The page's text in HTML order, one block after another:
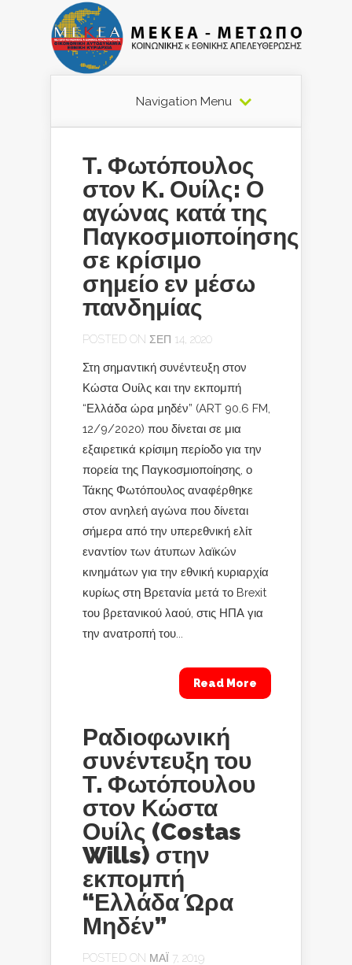
Navigation Menu
Τ. Φωτόπουλος
στον Κ. Ουίλς: Ο
αγώνας κατά της
Παγκοσμιοποίησης
σε κρίσιμο
σημείο εν μέσω
πανδημίας
POSTED ON ΣΕΠ 14, 2020
Στη σημαντική συνέντευξη στον
Κώστα Ουίλς και την εκπομπή
“Ελλάδα ώρα μηδέν” (ART 90.6 FM,
12/9/2020) που δίνεται σε μια
εξαιρετικά κρίσιμη περίοδο για την
πορεία της Παγκοσμιοποίησης, ο
Τάκης Φωτόπουλος αναφέρθηκε
στον ανηλεή αγώνα που δίνεται
σήμερα από την υπερεθνική ελίτ
εναντίον των άτυπων λαϊκών
κινημάτων για την εθνική κυριαρχία
κυρίως στη Βρετανία μετά το Brexit
του βρετανικού λαού, στις ΗΠΑ για
την ανατροπή του...
Read More
Ραδιοφωνική
συνέντευξη του
Τ. Φωτόπουλου
στον Κώστα
Ουίλς (Costas
Wills) στην
εκπομπή
“Ελλάδα Ώρα
Μηδέν”
POSTED ON ΜΆΙ 7, 2019